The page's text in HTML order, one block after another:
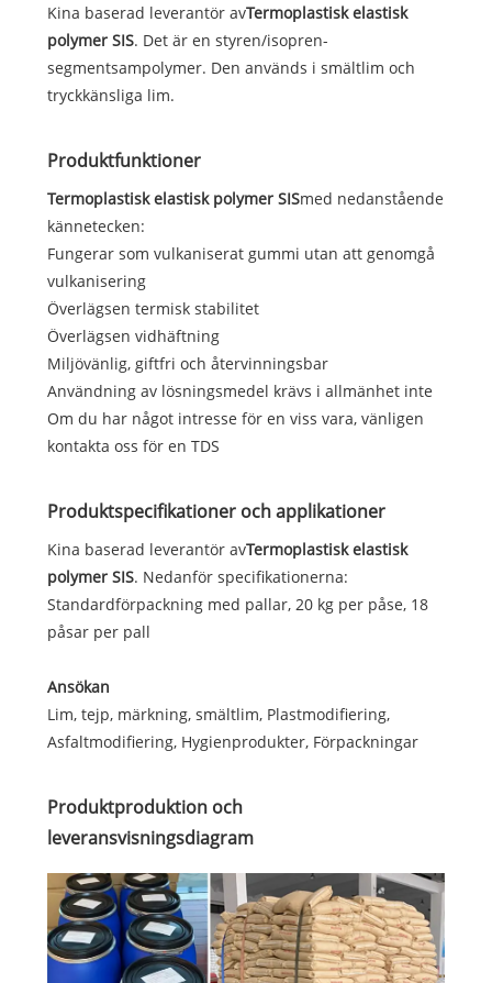
Kina baserad leverantör avTermoplastisk elastisk
polymer SIS. Det är en styren/isopren-
segmentsampolymer. Den används i smältlim och
tryckkänsliga lim.
Produktfunktioner
Termoplastisk elastisk polymer SISmed nedanstående
kännetecken:
Fungerar som vulkaniserat gummi utan att genomgå
vulkanisering
Överlägsen termisk stabilitet
Överlägsen vidhäftning
Miljövänlig, giftfri och återvinningsbar
Användning av lösningsmedel krävs i allmänhet inte
Om du har något intresse för en viss vara, vänligen
kontakta oss för en TDS
Produktspecifikationer och applikationer
Kina baserad leverantör avTermoplastisk elastisk
polymer SIS. Nedanför specifikationerna:
Standardförpackning med pallar, 20 kg per påse, 18
påsar per pall
Ansökan
Lim, tejp, märkning, smältlim, Plastmodifiering,
Asfaltmodifiering, Hygienprodukter, Förpackningar
Produktproduktion och
leveransvisningsdiagram